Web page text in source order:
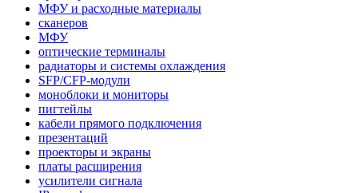
МФУ и расходные материалы
сканеров
МФУ
оптические терминалы
радиаторы и системы охлаждения
SFP/CFP-модули
моноблоки и мониторы
пигтейлы
кабели прямого подключения
презентаций
проекторы и экраны
платы расширения
усилители сигнала